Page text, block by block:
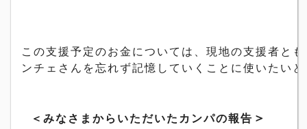
この支援予定のお金については、現地の支援者と
ンチェさんを忘れず記憶していくことに使いたい
＜みなさまからいただいたカンパの報告 ＞